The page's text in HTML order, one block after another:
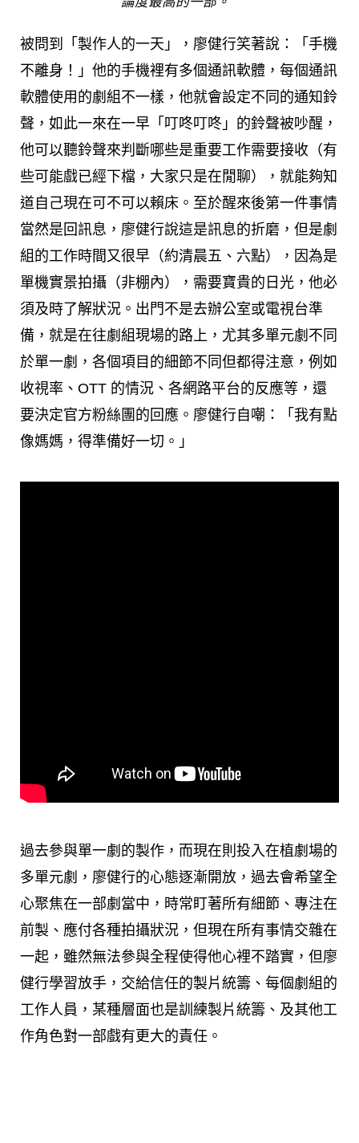
被問到「製作人的一天」，廖健行笑著說：「手機
不離身！」他的手機裡有多個通訊軟體，每個通訊
軟體使用的劇組不一樣，他就會設定不同的通知鈴
聲，如此一來在一早「叮咚叮咚」的鈴聲被吵醒，
他可以聽鈴聲來判斷哪些是重要工作需要接收（有
些可能戲已經下檔，大家只是在閒聊），就能夠知
道自己現在可不可以賴床。至於醒來後第一件事情
當然是回訊息，廖健行說這是訊息的折磨，但是劇
組的工作時間又很早（約清晨五、六點），因為是
單機實景拍攝（非棚內），需要寶貴的日光，他必
須及時了解狀況。出門不是去辦公室或電視台準
備，就是在往劇組現場的路上，尤其多單元劇不同
於單一劇，各個項目的細節不同但都得注意，例如
收視率、OTT 的情況、各網路平台的反應等，還
要決定官方粉絲團的回應。廖健行自嘲：「我有點
像媽媽，得準備好一切。」
過去參與單一劇的製作，而現在則投入在植劇場的
多單元劇，廖健行的心態逐漸開放，過去會希望全
心聚焦在一部劇當中，時常盯著所有細節、專注在
前製、應付各種拍攝狀況，但現在所有事情交雜在
一起，雖然無法參與全程使得他心裡不踏實，但廖
健行學習放手，交給信任的製片統籌、每個劇組的
工作人員，某種層面也是訓練製片統籌、及其他工
作角色對一部戲有更大的責任。